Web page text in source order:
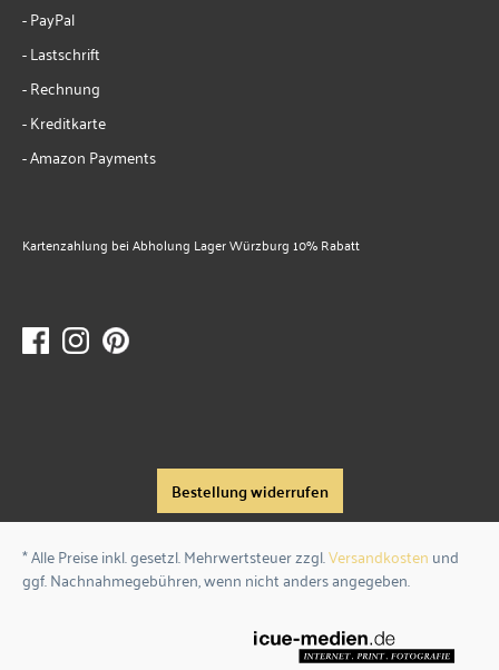
- PayPal
- Lastschrift
- Rechnung
- Kreditkarte
- Amazon Payments
Kartenzahlung bei Abholung Lager Würzburg 10% Rabatt
Bestellung widerrufen
* Alle Preise inkl. gesetzl. Mehrwertsteuer zzgl.Versandkosten und
ggf. Nachnahmegebühren, wenn nicht anders angegeben.